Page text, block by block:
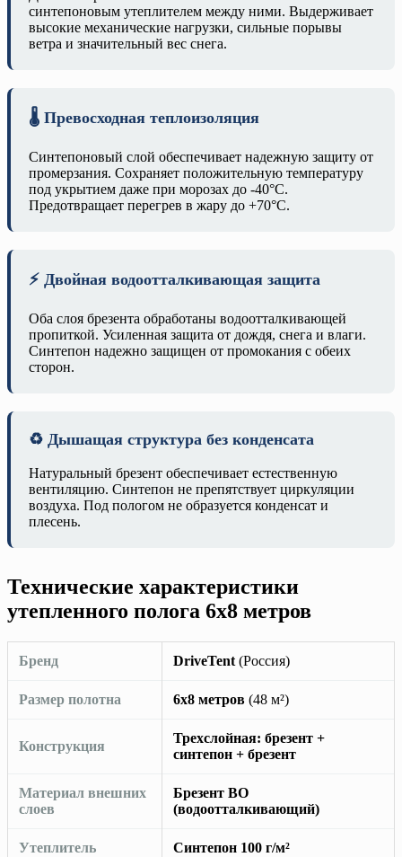
синтепоновым утеплителем между ними. Выдерживает
высокие механические нагрузки, сильные порывы
ветра и значительный вес снега.
🌡️ Превосходная теплоизоляция
Синтепоновый слой обеспечивает надежную защиту от
промерзания. Сохраняет положительную температуру
под укрытием даже при морозах до -40°C.
Предотвращает перегрев в жару до +70°C.
⚡ Двойная водоотталкивающая защита
Оба слоя брезента обработаны водоотталкивающей
пропиткой. Усиленная защита от дождя, снега и влаги.
Синтепон надежно защищен от промокания с обеих
сторон.
♻️ Дышащая структура без конденсата
Натуральный брезент обеспечивает естественную
вентиляцию. Синтепон не препятствует циркуляции
воздуха. Под пологом не образуется конденсат и
плесень.
Технические характеристики
утепленного полога 6х8 метров
Бренд DriveTent (Россия)
Размер полотна 6х8 метров (48 м²)
Конструкция
Трехслойная: брезент +
синтепон + брезент
Материал внешних
слоев
Брезент ВО
(водоотталкивающий)
Утеплитель Синтепон 100 г/м²